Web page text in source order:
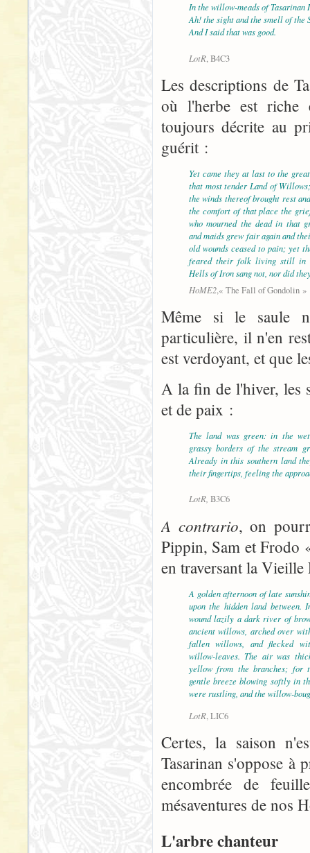
In the willow-meads of Tasarinan
Ah! the sight and the smell of the
And I said that was good.
LotR, B4C3
Les descriptions de
où l'herbe est riche
toujours décrite au
guérit :
Yet came they at last to the
that most tender Land of
the winds thereof brought rest
the comfort of that place the
who mourned the dead in that
and maids grew fair again and
old wounds ceased to pain; yet
feared their folk living still in
Hells of Iron sang not, nor did
HoME2,« The Fall of Gondolin »
Même si le saule
particulière, il n'en
est verdoyant, et que
A la fin de l'hiver, les
et de paix :
The land was green: in the
grassy borders of the stream
Already in this southern land
their fingertips, feeling the
LotR, B3C6
A contrario, on
Pippin, Sam et Frodo
en traversant la
A golden afternoon of late
upon the hidden land
wound lazily a dark river of
ancient willows, arched over
fallen willows, and flecked
willow-leaves. The air was
yellow from the branches; for
gentle breeze blowing softly in
were rustling, and the willow-
LotR, LIC6
Certes, la saison
Tasarinan s'oppose à
encombrée de
mésaventures de nos
L'arbre chanteur